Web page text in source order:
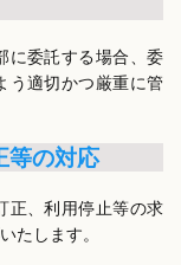
に委託する場合、委
う適切かつ厳重に管
等の対応
正、利用停止等の求
たします。